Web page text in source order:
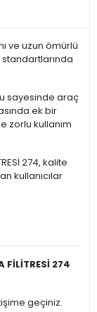
ve uzun ömürlü
standartlarında
sayesinde araç
ek bir
zorlu kullanım
274, kalite
kullanıcılar
FİLİTRESİ 274
geçiniz.